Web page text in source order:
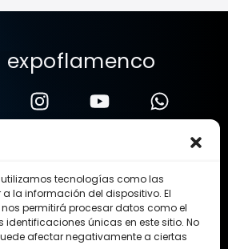
utilizamos tecnologías como las
la información del dispositivo. El
permitirá procesar datos como el
únicas en este sitio. No
afectar negativamente a ciertas
expoflamenco